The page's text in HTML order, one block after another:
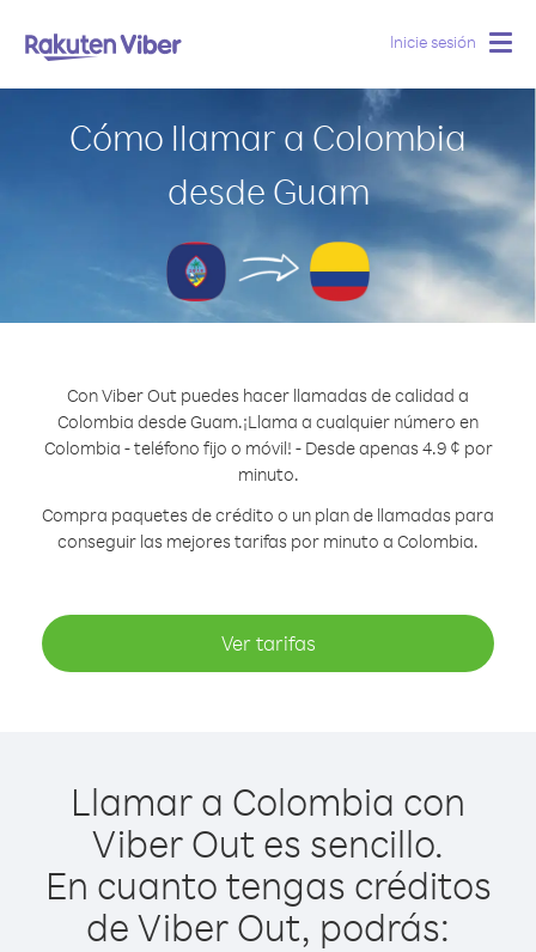
Inicie sesión
Cómo llamar a Colombia
desde Guam
Con Viber Out puedes hacer llamadas de calidad a
Colombia desde Guam.¡Llama a cualquier número en
Colombia - teléfono fijo o móvil! - Desde apenas 4.9 ¢ por
minuto.
Compra paquetes de crédito o un plan de llamadas para
conseguir las mejores tarifas por minuto a Colombia.
Ver tarifas
Llamar a Colombia con
Viber Out es sencillo.
En cuanto tengas créditos
de Viber Out, podrás: